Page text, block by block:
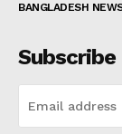
BANGLADESH
Subscribe